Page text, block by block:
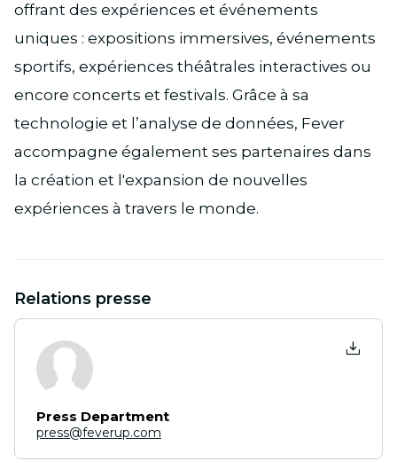
offrant des expériences et événements
uniques : expositions immersives, événements
sportifs, expériences théâtrales interactives ou
encore concerts et festivals. Grâce à sa
technologie et l’analyse de données, Fever
accompagne également ses partenaires dans
la création et l'expansion de nouvelles
expériences à travers le monde.
Relations presse
Press Department
press@feverup.com